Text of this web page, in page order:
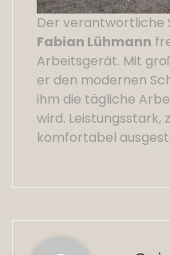
Der verantwortliche
Fabian Lühmann
Arbeitsgerät. Mit
er den modernen
ihm die tägliche
wird. Leistungsstark,
komfortabel